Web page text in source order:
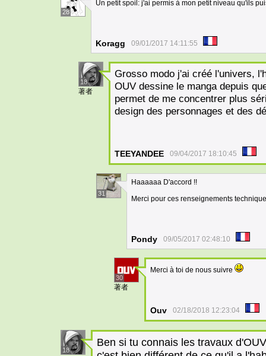
28
Un petit spoil: j'ai permis à mon petit niveau qu'ils
Koragg 09/01/2017 14:11:55
18
著者
Grosso modo j'ai créé l'univers,
OUV dessine le manga depuis
permet de me concentrer plus
design des personnages et des
TEEYANDEE 09/04/2017 18:10:45
31
Haaaaaa D'accord !!
Merci pour ces renseignements
Pondy 09/05/2017 02:48:10
30
著者
Merci à toi de nous suivre
Ouv 02/18/2018 12:23:04
18
Ben si tu connais les travaux